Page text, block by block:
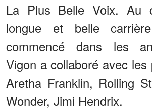
La Plus Belle Voix. Au
longue et belle
commencé dans les
Vigon a collaboré avec les
Aretha Franklin, Rolling
Wonder, Jimi Hendrix.